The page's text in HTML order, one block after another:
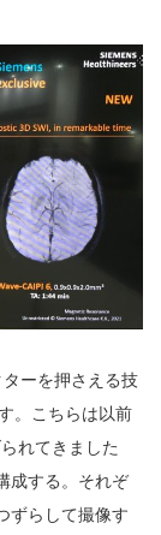
ーを押さえる技
。こちらは以前
れてきました
成する。それぞ
ずらして撮像す